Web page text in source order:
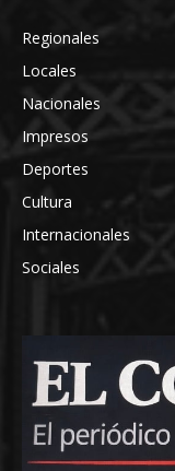
Regionales
Locales
Nacionales
Impresos
Deportes
Cultura
Internacionales
Sociales